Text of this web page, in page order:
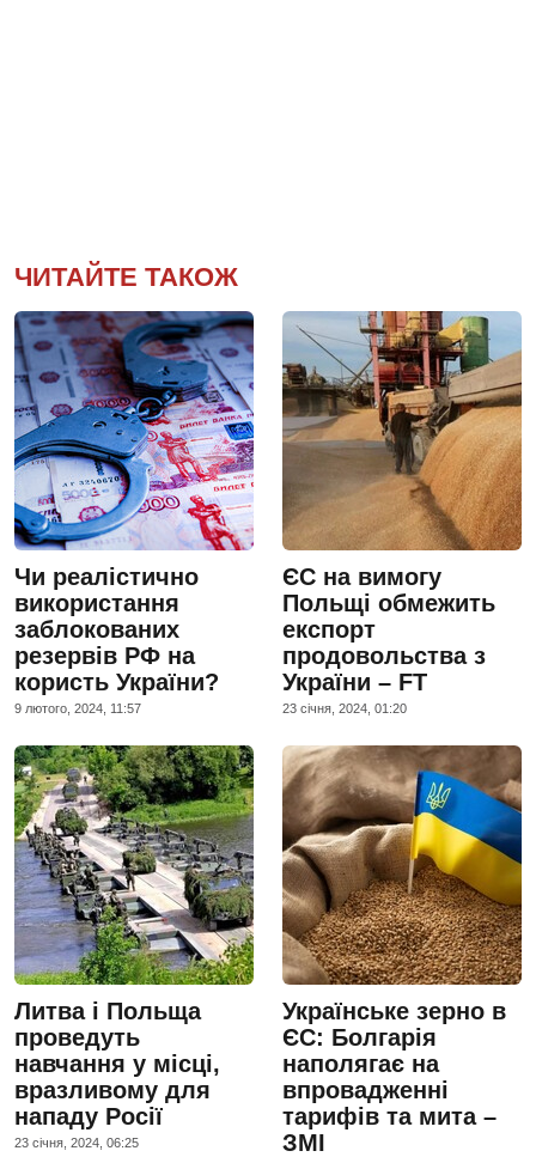
ЧИТАЙТЕ ТАКОЖ
Чи реалістично
використання
заблокованих
резервів РФ на
користь України?
9 лютого, 2024, 11:57
ЄС на вимогу
Польщі обмежить
експорт
продовольства з
України – FT
23 сiчня, 2024, 01:20
Литва і Польща
проведуть
навчання у місці,
вразливому для
нападу Росії
23 сiчня, 2024, 06:25
Українське зерно в
ЄС: Болгарія
наполягає на
впровадженні
тарифів та мита –
ЗМІ